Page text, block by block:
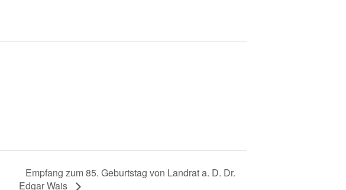
Empfang zum 85. Geburtstag von Landrat a. D. Dr.
Edgar Wais